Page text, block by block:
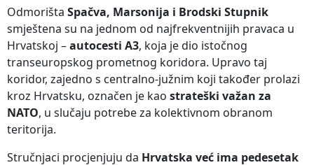
Odmorišta Spačva, Marsonija i Brodski Stupnik
smještena su na jednom od najfrekventnijih pravaca u
Hrvatskoj –autocesti A3, koja je dio istočnog
transeuropskog prometnog koridora. Upravo taj
koridor, zajedno s centralno-južnim koji također prolazi
kroz Hrvatsku, označen je kao strateški važan za
NATO, u slučaju potrebe za kolektivnom obranom
teritorija.
Stručnjaci procjenjuju da Hrvatska već ima pedesetak